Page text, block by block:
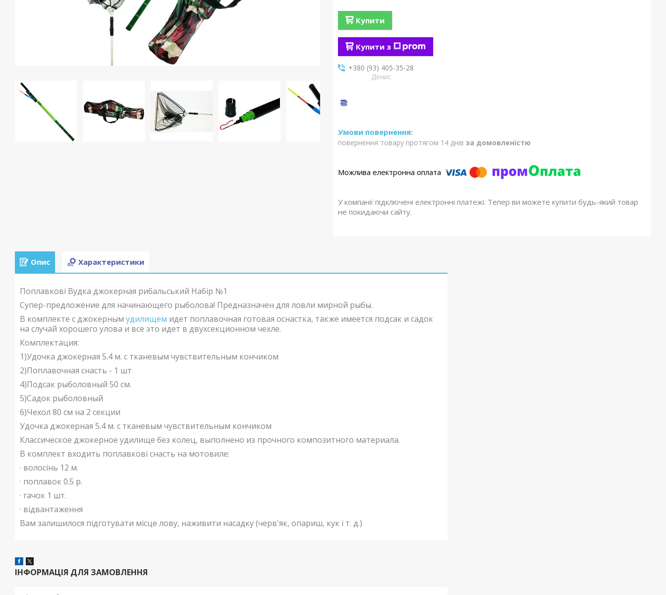
Купити
Купити з
+380 (93) 405-35-28
Денис
повернення товару протягом 14 днів за домовленістю
У компанії підключені електронні платежі. Тепер ви можете купити будь-який товар
не покидаючи сайту.
Опис Характеристики
Поплавкові Вудка джокерная рибальський Набір №1
Супер-предложение для начинающего рыболова! Предназначен для ловли мирной рыбы.
В комплекте с джокерным удилищем идет поплавочная готовая оснастка, также имеется подсак и садок
на случай хорошего улова и все это идет в двухсекционном чехле.
Комплектация:
1)Удочка джокерная 5.4 м. с тканевым чувствительным кончиком
2)Поплавочная снасть - 1 шт
4)Подсак рыболовный 50 см.
5)Садок рыболовный
6)Чехол 80 см на 2 секции
Удочка джокерная 5.4 м. с тканевым чувствительным кончиком
Классическое джокерное удилище без колец, выполнено из прочного композитного материала.
В комплект входить поплавкові снасть на мотовиле:
· волосінь 12 м.
· поплавок 0.5 р.
· гачок 1 шт.
· відвантаження
Вам залишилося підготувати місце лову, наживити насадку (черв'як, опариш, кук і т. д.)
ІНФОРМАЦІЯ ДЛЯ ЗАМОВЛЕННЯ